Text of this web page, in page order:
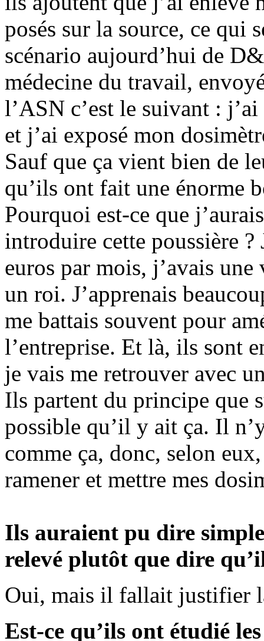
posés sur la source, ce qui
scénario aujourd’hui de
médecine du travail,
l’ASN c’est le suivant :
et j’ai exposé mon
Sauf que ça vient bien de
qu’ils ont fait une énorme
Pourquoi est-ce que
introduire cette poussière ?
euros par mois, j’avais
un roi. J’apprenais
me battais souvent pour
l’entreprise. Et là, ils sont
je vais me retrouver avec
Ils partent du principe que
possible qu’il y ait ça. Il
comme ça, donc, selon
ramener et mettre mes
Ils auraient pu dire
relevé plutôt que dire
Oui, mais il fallait justifier
Est-ce qu’ils ont étudié